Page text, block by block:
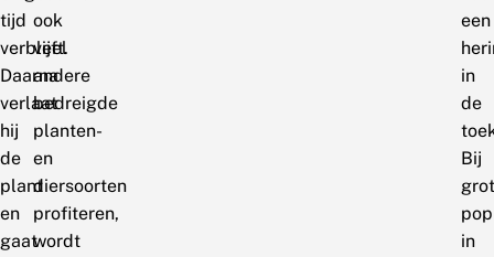
tijd
verblijft.
Daarna
verlaat
hij
de
plant
en
gaat
ook
veel
andere
bedreigde
planten-
en
diersoorten
profiteren,
wordt
een
in
de
Bij
in